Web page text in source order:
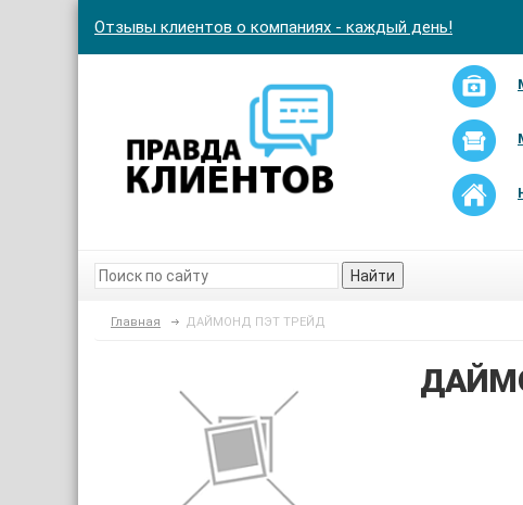
Отзывы клиентов о компаниях - каждый день!
Найти
Главная ДАЙМОНД ПЭТ ТРЕЙД